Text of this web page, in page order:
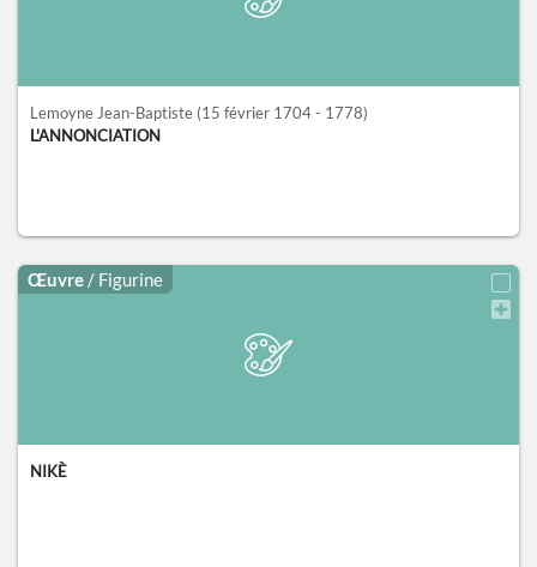
Lemoyne Jean-Baptiste (15 février 1704 - 1778)
L'ANNONCIATION
Œuvre / Figurine
NIKÈ